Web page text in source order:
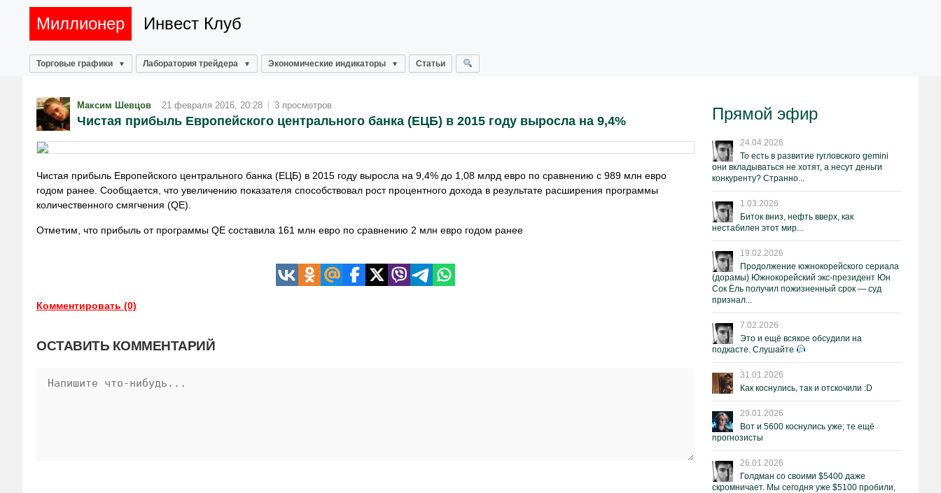
Миллионер Инвест Клуб
Торговые графики Лаборатория трейдера Экономические индикаторы Статьи
Максим Шевцов 21 февраля 2016, 20:28 | 3 просмотров
Чистая прибыль Европейского центрального банка (ЕЦБ) в 2015 году выросла на 9,4%
Чистая прибыль Европейского центрального банка (ЕЦБ) в 2015 году выросла на 9,4% до 1,08 млрд евро по сравнению с 989 млн евро
годом ранее. Сообщается, что увеличению показателя способствовал рост процентного дохода в результате расширения программы
количественного смягчения (QE).
Отметим, что прибыль от программы QE составила 161 млн евро по сравнению 2 млн евро годом ранее
Комментировать (0)
ОСТАВИТЬ КОММЕНТАРИЙ
Прямой эфир
24.04.2026
То есть в развитие гугловского gemini
они вкладываться не хотят, а несут деньги
конкуренту? Странно...
1.03.2026
Биток вниз, нефть вверх, как
нестабилен этот мир...
19.02.2026
Продолжение южнокорейского сериала
(дорамы) Южнокорейский экс-президент Юн
Сок Ёль получил пожизненный срок — суд
признал...
7.02.2026
Это и ещё всякое обсудили на
подкасте. Слушайте
31.01.2026
Как коснулись, так и отскочили :D
29.01.2026
Вот и 5600 коснулись уже; те ещё
прогнозисты
26.01.2026
Голдман со своими $5400 даже
скромничает. Мы сегодня уже $5100 пробили,